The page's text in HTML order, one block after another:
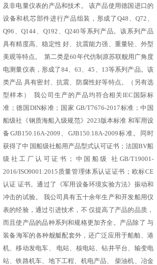
及非电量仪表的产品和技术。 该产品使用德国进口的
设备和机芯部件进行产品组装，形成了Q48、Q72、
Q96、Q144、Q192、Q240等系列产品。该系列产品
具有精度高、稳定性 好、抗震能力强、重量轻、外型
美观等特点。 第二类是60年代仿制原苏联舰用广角度
电测量仪表，形成了84、63、45、13等系列产品。该
类产品 具有密封、抗震、防腐性好等特点。（另有选
型样本） 我公司生产的产品均符合相关IEC国际标
准；德国DIN标准；国家 GB/T7676-2017标准；中国
船级社《钢质海船入级规范》2023版本标准 和军用设
备GJB150.16A-2009、GJB150.18A-2009标准。同时
获得了中 国船级社船用产品型式认可证书；法国BV船
级社工厂认可证书；中国船级 社GB/T19001-
2016/ISO9001:2015质量管理体系认证证书；欧标CE
认证 证书。通过了《军用设备环境实验方法》振动和
冲击的试验。 我公司具有五十余年生产和开发船用仪
表的经验，通过引进技术，不 仅提高了产品的品质，
而且使产品的品种系列和规格更加齐全。产品除了 与
装备海军的各种舰艇配套外，还广泛应用于船舶、港
机、移动发电车、 电站、核电站、钻井平台、输变电
站、铁路机车、地下工程、机电产品、 柴油机、冶金